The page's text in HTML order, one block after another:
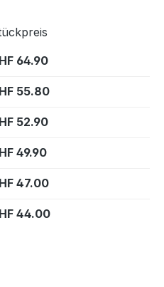
64.90
55.80
52.90
49.90
47.00
44.00